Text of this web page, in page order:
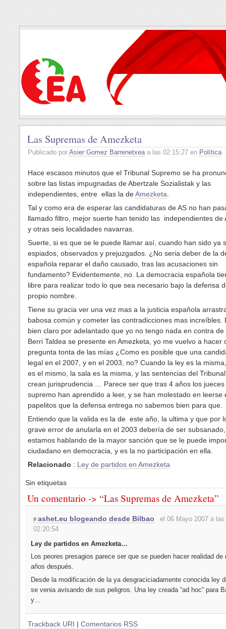
Las Supremas de Amezketa
Publicado por Asier Gomez Barrenetxeaa las 02:15:27 en Política
Hace escasos minutos que el Tribunal Supremo se ha
sobre las listas impugnadas de Abertzale Sozialistak y las
independientes, entre ellas la deAmezketa
Tal y como era de esperar las candidaturas de AS no han
llamado filtro, mejor suerte han tenido las independientes de
y otras seis localidades navarras.
Suerte, si es que se le puede llamar así, cuando han sido ya
espiados, observados y prejuzgados. ¿No seria deber de la
española reparar el daño causado, tras las acusaciones sin
fundamento? Evidentemente, no. La democracia española
libre para realizar todo lo que sea necesario bajo la defensa
propio nombre.
Tiene su gracia ver una vez mas a la justicia española
babosa común y cometer las contradicciones mas increíbles.
bien claro por adelantado que yo no tengo nada en contra de
Berri Taldea se presente en Amezketa, yo me vuelvo a hacer
pregunta tonta de las mías ¿Como es posible que una
legal en el 2007, y en el 2003, no? Cuando la ley es la
es el mismo, la sala es la misma, y las sentencias del
crean jurisprudencia … Parece ser que tras 4 años los jueces
supremo han aprendido a leer, y se han molestado en leerse
papelitos que la defensa entrega no sabemos bien para que.
Entiendo que la valida es la de este año, la ultima y que por
grave error de anularla en el 2003 debería de ser
estamos hablando de la mayor sanción que se le puede
ciudadano en democracia, y es la no participación en ella.
Relacionado : Ley de partidos en Amezketa
Sin etiquetas
Un comentario -> “Las Supremas de Amezketa”
# ashet.eu blogeando desde Bilbao
el 06 Mayo 2007 a las
02:20:54
Ley de partidos en Amezketa…
Los peores presagios parece ser que se pueden hacer realidad de
años después.
Desde la modificación de la ya desgraciciadamente conocida ley
se venia avisando de sus peligros. Una ley creada “ad hoc” para
y…
Trackback URI | Comentarios RSS